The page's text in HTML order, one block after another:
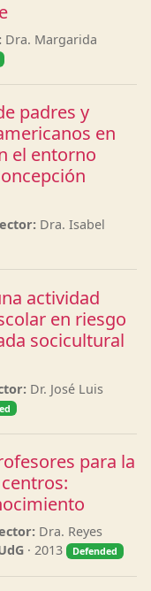
Dra. Margarida
padres y
en
el entorno
Dra. Isabel
actividad
en riesgo
socicultural
Dr. José Luis
para la
Dra. Reyes
· 2013 Defended